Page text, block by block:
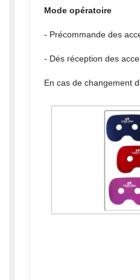
Mode opératoire
- Précommande des
- Dés réception des
En cas de changement